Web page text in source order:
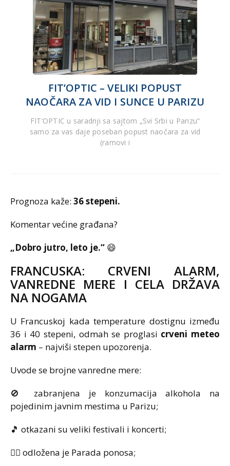
FIT’OPTIC – VELIKI POPUST
NAOČARA ZA VID I SUNCE U PARIZU
FIT’OPTIC u saradnji sa sajtom „Svi Srbi u Parizu“
samo za vas daje poseban popust naočara za vid
(ramovi i
Prognoza kaže: 36 stepeni.
Komentar većine građana?
„Dobro jutro, leto je.“ 😄
FRANCUSKA: CRVENI ALARM,
VANREDNE MERE I CELA DRŽAVA
NA NOGAMA
U Francuskoj kada temperature dostignu između
36 i 40 stepeni, odmah se proglasi crveni meteo
alarm – najviši stepen upozorenja.
Uvode se brojne vanredne mere:
🚫 zabranjena je konzumacija alkohola na
pojedinim javnim mestima u Parizu;
🎵 otkazani su veliki festivali i koncerti;
🏳️‍🌈 odložena je Parada ponosa;